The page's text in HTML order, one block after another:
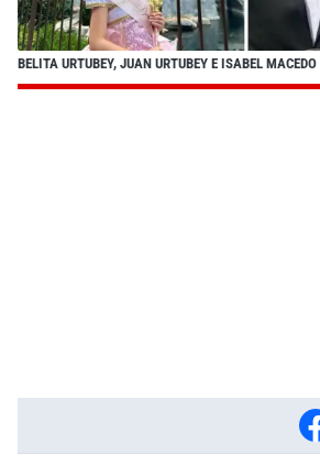
BELITA URTUBEY, JUAN URTUBEY E ISABEL MACEDO